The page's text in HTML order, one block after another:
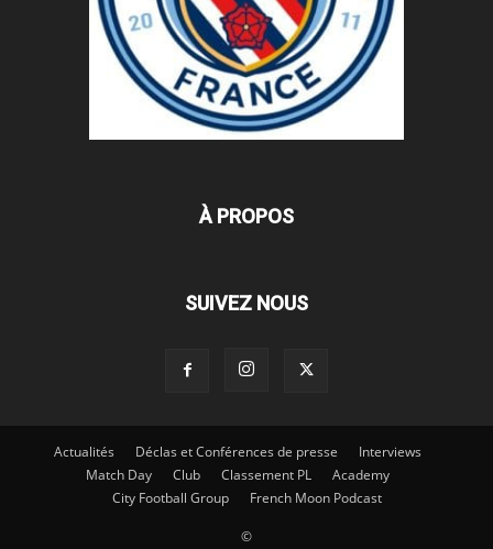
À PROPOS
SUIVEZ NOUS
Actualités Déclas et Conférences de presse
Interviews
Match Day
Club Classement PL
Academy
City Football Group
French Moon Podcast
©